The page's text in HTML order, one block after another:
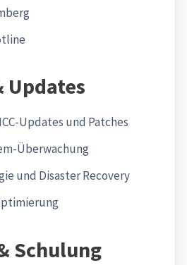
Updates
Updates und Patches
Überwachung
und Disaster Recovery
Schulung